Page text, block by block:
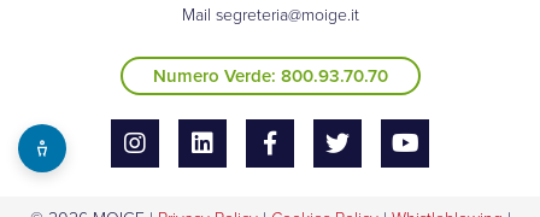
Mail segreteria@moige.it
Numero Verde: 800.93.70.70